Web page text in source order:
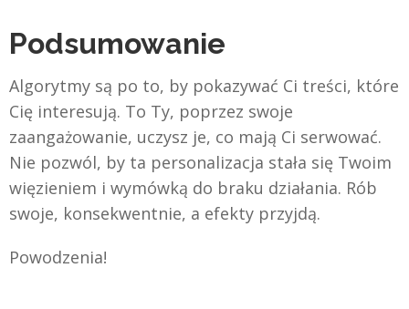
Podsumowanie
Algorytmy są po to, by pokazywać Ci treści, które
Cię interesują. To Ty, poprzez swoje
zaangażowanie, uczysz je, co mają Ci serwować.
Nie pozwól, by ta personalizacja stała się Twoim
więzieniem i wymówką do braku działania. Rób
swoje, konsekwentnie, a efekty przyjdą.
Powodzenia!